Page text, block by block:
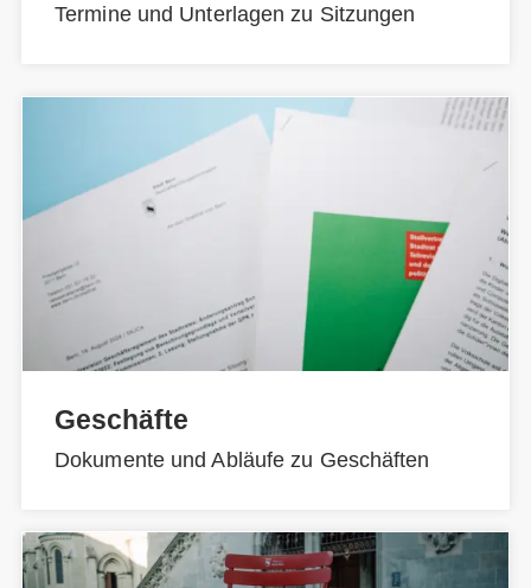
Termine und Unterlagen zu Sitzungen
Geschäfte
Dokumente und Abläufe zu Geschäften